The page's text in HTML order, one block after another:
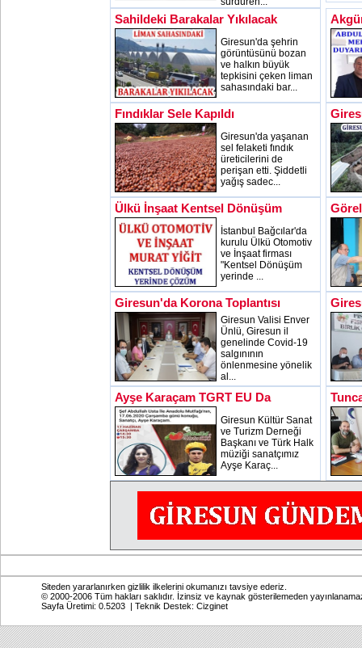
Sahildeki Barakalar Yıkılacak
Giresun'da şehrin
görüntüsünü bozan
ve halkın büyük
tepkisini çeken liman
sahasındaki bar...
Fındıklar Sele Kapıldı
Giresun'da yaşanan
sel felaketi fındık
üreticilerini de
perişan etti. Şiddetli
yağış sadec...
Ülkü İnşaat Kentsel Dönüşüm
İstanbul Bağcılar'da
kurulu Ülkü Otomotiv
ve İnşaat firması
"Kentsel Dönüşüm
yerinde ...
Giresun'da Korona Toplantısı
Giresun Valisi Enver
Ünlü, Giresun il
genelinde Covid-19
salgınının
önlenmesine yönelik
al...
Ayşe Karaçam TGRT EU Da
Giresun Kültür Sanat
ve Turizm Derneği
Başkanı ve Türk Halk
müziği sanatçımız
Ayşe Karaç...
Siteden yararlanırken gizlilik ilkelerini okumanızı tavsiye ederiz.
© 2000-2006 Tüm hakları saklıdır. İzinsiz ve kaynak gösterilemeden
Sayfa Üretimi: 0.5203 | Teknik Destek: Cizginet